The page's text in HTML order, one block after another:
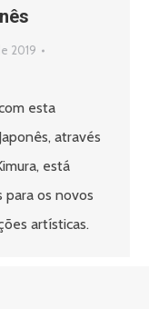
2019
esta
através
está
para os novos
artísticas.